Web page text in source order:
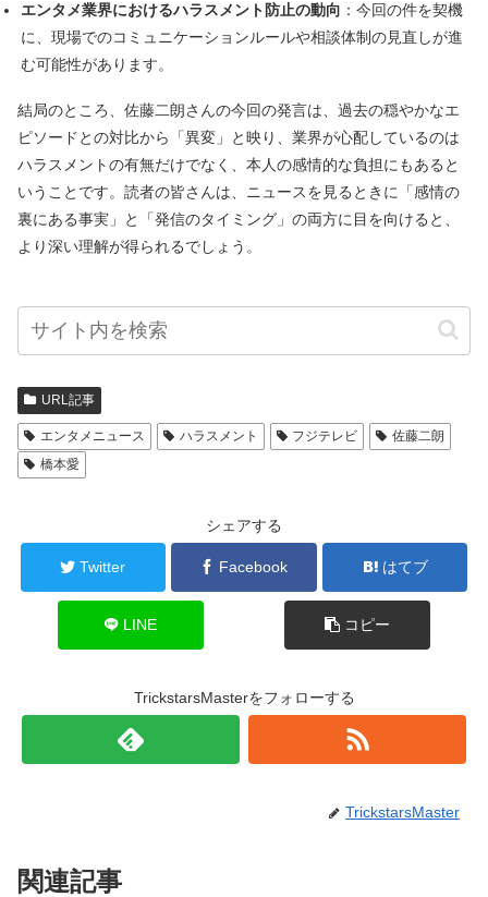
エンタメ業界におけるハラスメント防止の動向 ：今回の件を契機
に、現場でのコミュニケーションルールや相談体制の見直しが進
む可能性があります。
結局のところ、佐藤二朗さんの今回の発言は、過去の穏やかなエ
ピソードとの対比から「異変」と映り、業界が心配しているのは
ハラスメントの有無だけでなく、本人の感情的な負担にもあると
いうことです。読者の皆さんは、ニュースを見るときに「感情の
裏にある事実」と「発信のタイミング」の両方に目を向けると、
より深い理解が得られるでしょう。
URL記事
エンタメニュース ハラスメント フジテレビ
佐藤二朗
橋本愛
シェアする
Twitter Facebook はてブ
LINE コピー
TrickstarsMasterをフォローする
TrickstarsMaster
関連記事